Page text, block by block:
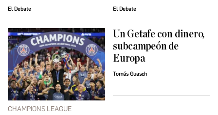
El Debate El Debate
CHAMPIONS LEAGUE
Un Getafe con dinero,
subcampeón de
Europa
Tomás Guasch